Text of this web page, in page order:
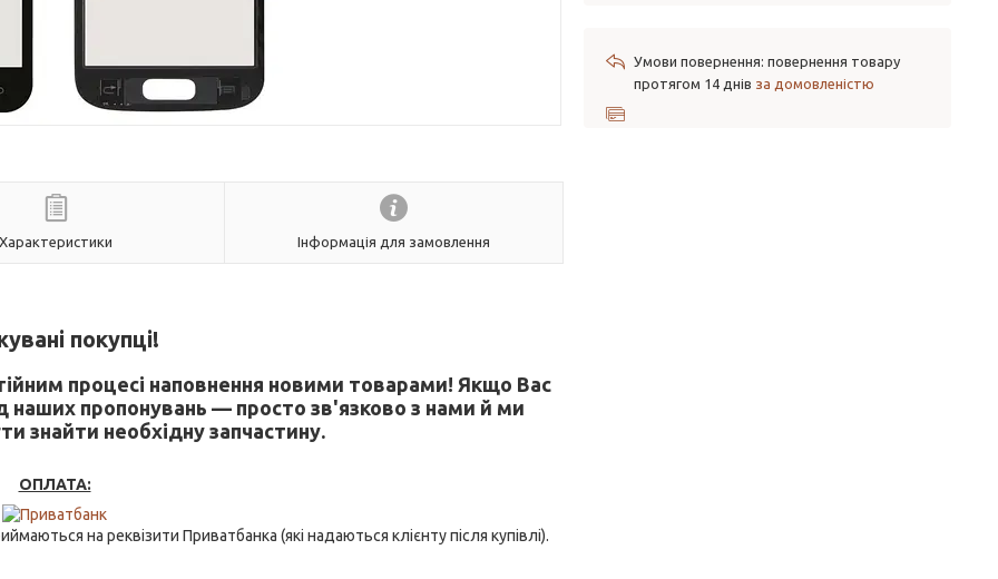
Характеристики Інформація для замовлення
покупці!
процесі наповнення новими товарами! Якщо Вас
наших пропонувань — просто зв'язково з нами й ми
знайти необхідну запчастину.
ОПЛАТА:
на реквізити Приватбанка (які надаються клієнту після купівлі).
повернення товару
протягом 14 днів за домовленістю